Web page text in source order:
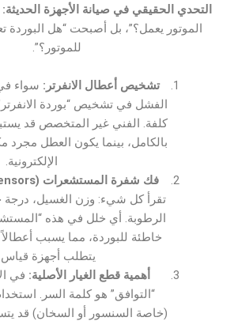
التحدي الحقيقي في صيانة الأجهزة الحديثة:
الموتور يعمل؟”، بل أصبحت “هل البوردة
للموتور؟”.
تشخيص أعطال الانفرتر: سواء في
الفشل في تشخيص “بوردة الانفرتر”
كلفة. الفني غير المتخصص قد
بالكامل، بينما يكون العطل
الإلكترونية.
فك شفرة المستشعرات (Sensors):
تقرأ كل شيء: وزن الغسيل، درجة
الرطوبة. أي خلل في هذه
خاطئة للبوردة، مما يسبب
يتطلب أجهزة قياس
أهمية قطع الغيار الأصلية: في
“التوافق” هو كلمة السر.
(خاصة السنسور أو السخان) قد